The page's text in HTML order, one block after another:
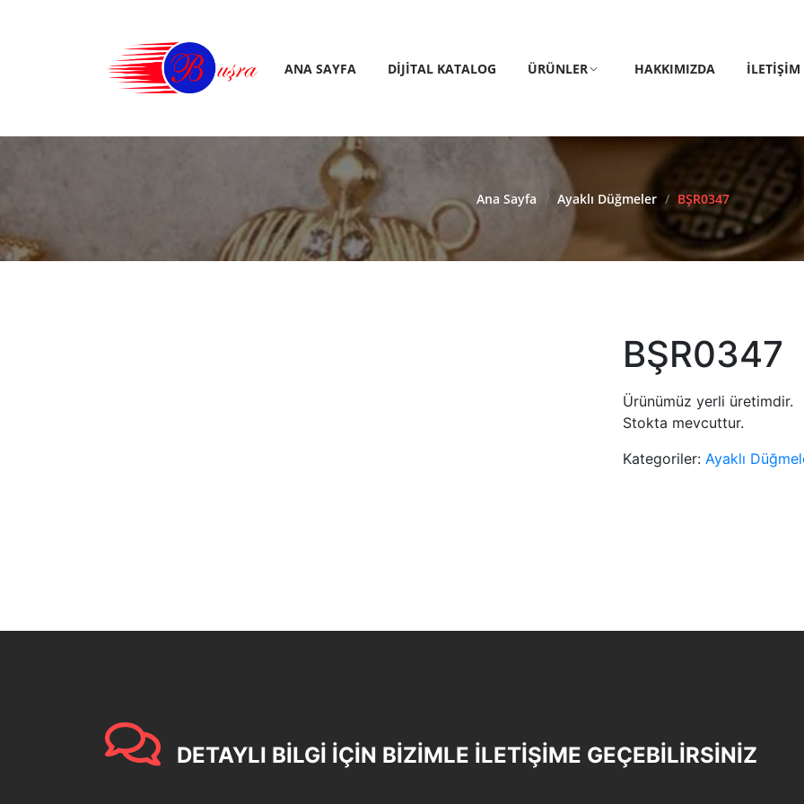
ANA SAYFA DIJITAL KATALOG ÜRÜNLER HAKKIMIZDA İLETIŞIM
Ana Sayfa / Ayaklı Düğmeler / BŞR0347
BŞR0347
Ürünümüz yerli üretimdir.
Stokta mevcuttur.
Kategoriler:Ayaklı
DETAYLI BİLGİ İÇİN BİZİMLE İLETİŞİME GEÇEBİLİRSİNİZ